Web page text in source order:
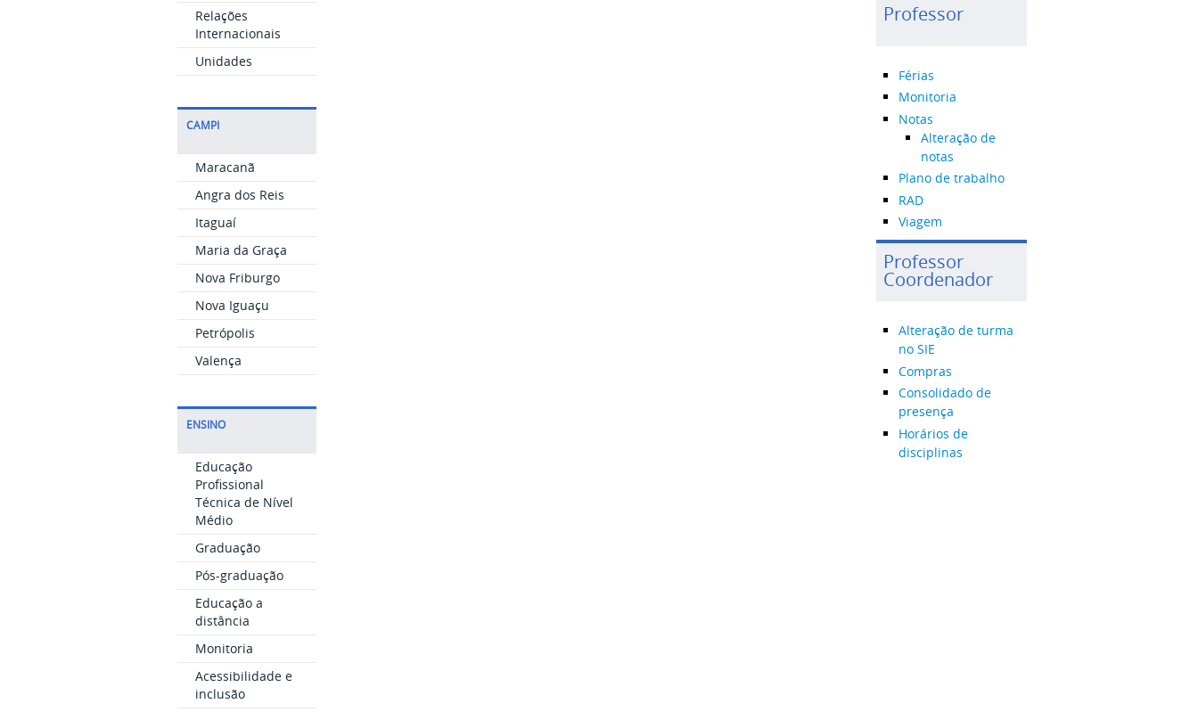
Relações
Internacionais
Unidades
CAMPI
Maracanã
Angra dos Reis
Itaguaí
Maria da Graça
Nova Friburgo
Nova Iguaçu
Petrópolis
Valença
ENSINO
Educação
Profissional
Técnica de Nível
Médio
Graduação
Pós-graduação
Educação a
distância
Monitoria
Acessibilidade e
inclusão
Professor
Férias
Monitoria
Notas
Alteração de
notas
Plano de trabalho
RAD
Viagem
Professor
Coordenador
Alteração de turma
no SIE
Compras
Consolidado de
presença
Horários de
disciplinas